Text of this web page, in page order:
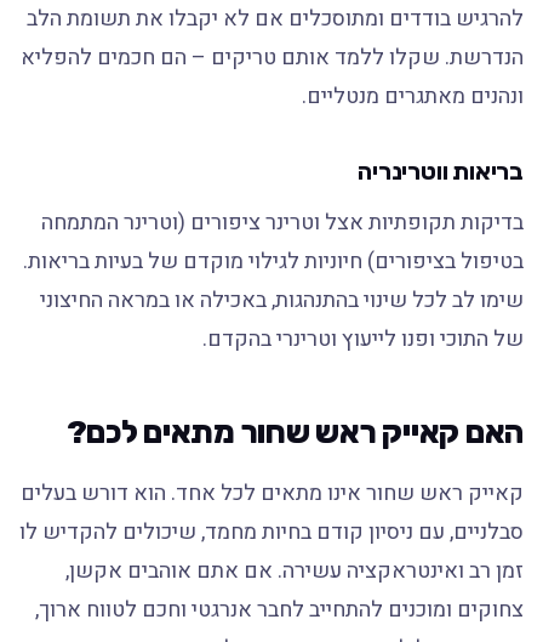
להרגיש בודדים ומתוסכלים אם לא יקבלו את תשומת הלב
הנדרשת. שקלו ללמד אותם טריקים – הם חכמים להפליא
ונהנים מאתגרים מנטליים.
בריאות ווטרינריה
בדיקות תקופתיות אצל וטרינר ציפורים (וטרינר המתמחה
בטיפול בציפורים) חיוניות לגילוי מוקדם של בעיות בריאות.
שימו לב לכל שינוי בהתנהגות, באכילה או במראה החיצוני
של התוכי ופנו לייעוץ וטרינרי בהקדם.
האם קאייק ראש שחור מתאים לכם?
קאייק ראש שחור אינו מתאים לכל אחד. הוא דורש בעלים
סבלניים, עם ניסיון קודם בחיות מחמד, שיכולים להקדיש לו
זמן רב ואינטראקציה עשירה. אם אתם אוהבים אקשן,
צחוקים ומוכנים להתחייב לחבר אנרגטי וחכם לטווח ארוך,